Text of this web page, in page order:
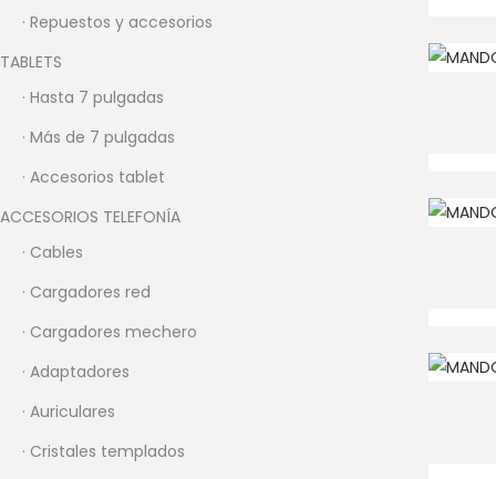
· Repuestos y accesorios
TABLETS
· Hasta 7 pulgadas
· Más de 7 pulgadas
· Accesorios tablet
ACCESORIOS TELEFONÍA
· Cables
· Cargadores red
· Cargadores mechero
· Adaptadores
· Auriculares
· Cristales templados